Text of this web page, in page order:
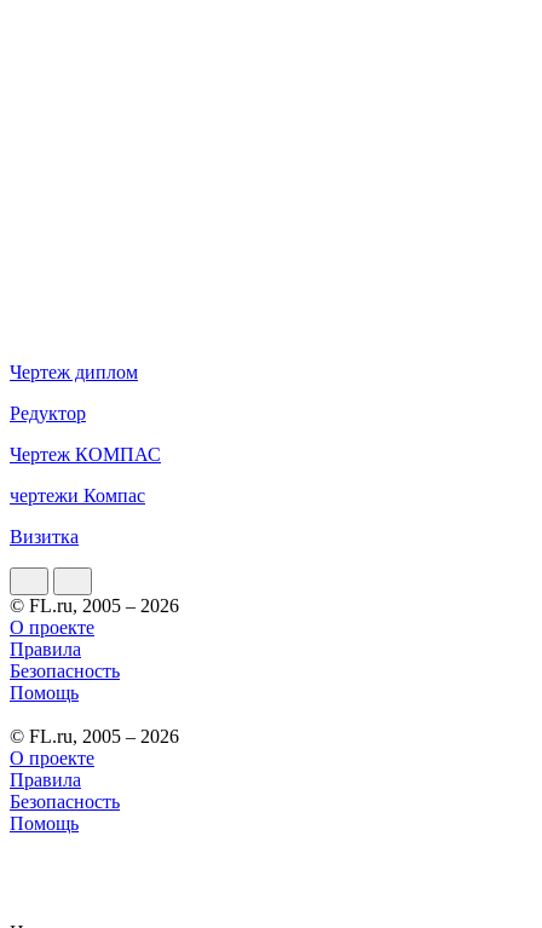
Чертеж диплом
Редуктор
Чертеж КОМПАС
чертежи Компас
Визитка
© FL.ru, 2005 – 2026
О проекте
Правила
Безопасность
Помощь
© FL.ru, 2005 – 2026
О проекте
Правила
Безопасность
Помощь